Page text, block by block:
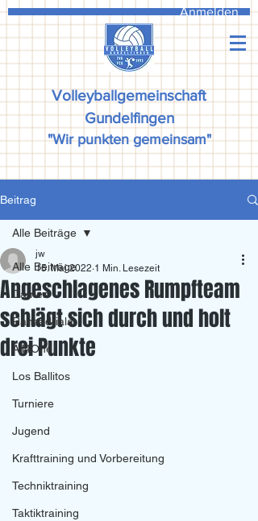
Anmelden
Volleyballgemeinschaft
Gundelfingen
"Wir punkten gemeinsam"
Beitrag
Alle Beiträge
Damen
Ranzadriala
All4One
Los Ballitos
Turniere
Jugend
Krafttraining und Vorbereitung
Techniktraining
Taktiktraining
Alle Beiträge
Angeschlagenes Rumpfteam
schlägt sich durch und holt
drei Punkte
jw
15. Mai 2022 1 Min. Lesezeit